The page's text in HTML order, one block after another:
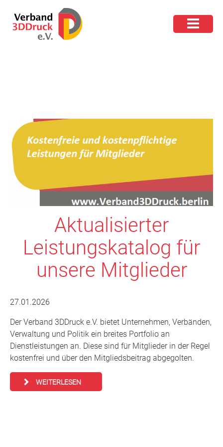
Aktualisierter
Leistungskatalog für
unsere Mitglieder
27.01.2026
Der Verband 3DDruck e.V. bietet Unternehmen, Verbänden,
Verwaltung und Politik ein breites Portfolio an
Dienstleistungen an. Diese sind für Mitglieder in der Regel
kostenfrei und über den Mitgliedsbeitrag abgegolten.
WEITERLESEN